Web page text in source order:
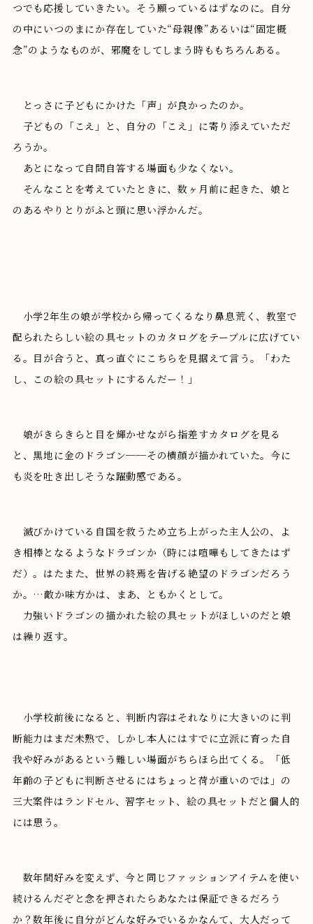
つでも応援していきたい。そう願っているはずなのに。自分
の中にいつのまにか存在していた“母親像”あるいは“固定概
念”のようなものが、邪魔をしてしまう時ももちろんある。
とっさに子どもにかけた「声」が良かったのか。
子どもの「こえ」と、自分の「こえ」に寄り添えていただ
ろうか。
あとになって自問自答する場面も少なくない。
そんなことを考えていたときに、数ヶ月前に起きた、娘と
のあるやりとりがふと頭に思い浮かんだ。
小学2年生の娘が学校から帰ってくるなり鼻息荒く、教室で
配られたらしい絵の具セットのカタログをテーブルに広げてい
る。目が合うと、真っ直ぐにこちらを見据えて言う。「わた
し、この絵の具セットにするんだー！」
娘がきらきらと目を輝かせながら指差すカタログを見る
と、黒地に金のドラゴン──その横顔が描かれていた。今に
も炎を吐き出しそうな躍動感である。
滅びかけている自国を救うため立ち上がった主人公の、よ
き相棒となるようなドラゴンか（時には喧嘩もしてきたはず
だ）。はたまた、世界の終焉を告げる絶望のドラゴンだろう
か。…敵か味方かは、まあ、ともかくとして。
力強いドラゴンの描かれた絵の具セットがほしいのだと娘
は繰り返す。
小学校前後になると、判断内容はそれなりに大きいのに判
断能力はまだ未熟で、しかし本人にはすでに立派に育った自
我や好みがあるという難しい場面がちらほら出てくる。「低
年齢の子どもに判断させるにはちょっと荷が重いのでは」の
三大案件はランドセル、習字セット、絵の具セットだと個人的
には思う。
数年間好みを変えず、今と同じファッションアイテムを使い
続けるんだぞと念を押されたらあなたは保証できるだろう
か？数年後に自分がどんな好みでいるかなんて、大人だって